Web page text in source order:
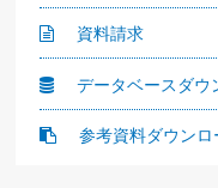
資料請求
データベースダウ
参考資料ダウンロ